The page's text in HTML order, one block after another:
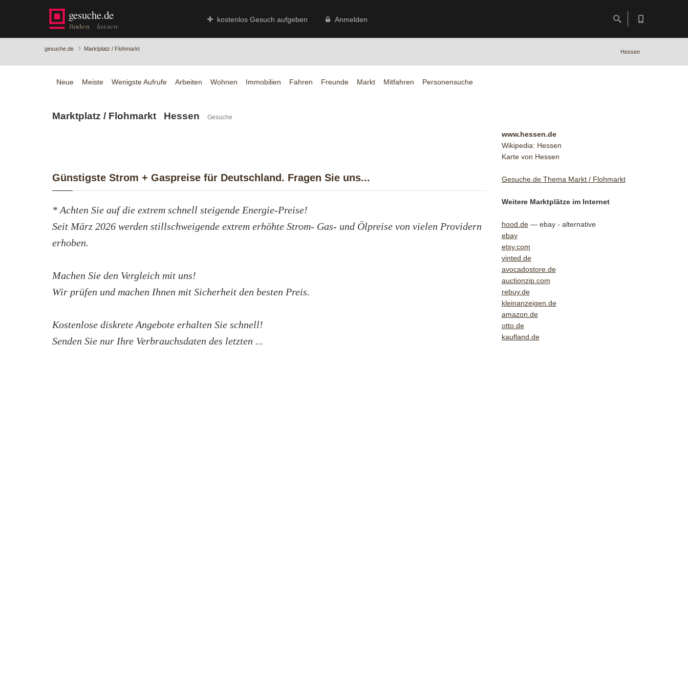
kostenlos Gesuch aufgeben Anmelden
gesuche.de › Marktplatz / Flohmarkt Hessen
Neue Meiste Wenigste Aufrufe Arbeiten Wohnen Immobilien Fahren Freunde Markt Mitfahren Personensuche
Marktplatz / Flohmarkt Hessen Gesuche
Günstigste Strom + Gaspreise für Deutschland. Fragen Sie uns...
* Achten Sie auf die extrem schnell steigende Energie-Preise!
Seit März 2026 werden stillschweigende extrem erhöhte Strom- Gas- und Ölpreise von vielen Providern
erhoben.
Machen Sie den Vergleich mit uns!
Wir prüfen und machen Ihnen mit Sicherheit den besten Preis.
Kostenlose diskrete Angebote erhalten Sie schnell!
Senden Sie nur Ihre Verbrauchsdaten des letzten ...
www.hessen.de
Wikipedia: Hessen
Karte von Hessen
Gesuche.de Thema Markt / Flohmarkt
Weitere Marktplätze im Internet
hood.de— ebay - alternative
ebay
etsy.com
vinted.de
avocadostore.de
auctionzip.com
rebuy.de
kleinanzeigen.de
amazon.de
otto.de
kaufland.de